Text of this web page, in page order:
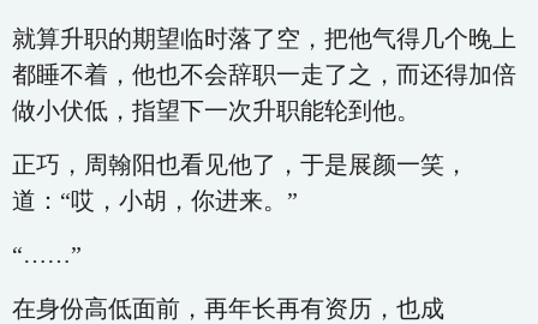
就算升职的期望临时落了空，把他气得几个晚上
都睡不着，他也不会辞职一走了之，而还得加倍
做小伏低，指望下一次升职能轮到他。
正巧，周翰阳也看见他了，于是展颜一笑，
道：“哎，小胡，你进来。”
“……”
在身份高低面前，再年长再有资历，也成